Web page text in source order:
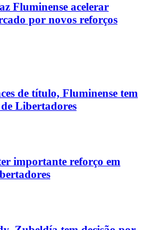
Fluminense acelerar
por novos reforços
de título, Fluminense tem
Libertadores
importante reforço em